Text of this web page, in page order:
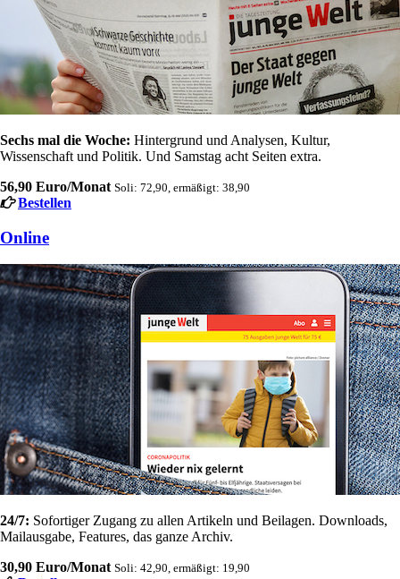
Sechs mal die Woche: Hintergrund und Analysen, Kultur,
Wissenschaft und Politik. Und Samstag acht Seiten extra.
56,90 Euro/Monat Soli: 72,90, ermäßigt: 38,90
Bestellen
Online
24/7: Sofortiger Zugang zu allen Artikeln und Beilagen. Downloads,
Mailausgabe, Features, das ganze Archiv.
30,90 Euro/Monat Soli: 42,90, ermäßigt: 19,90